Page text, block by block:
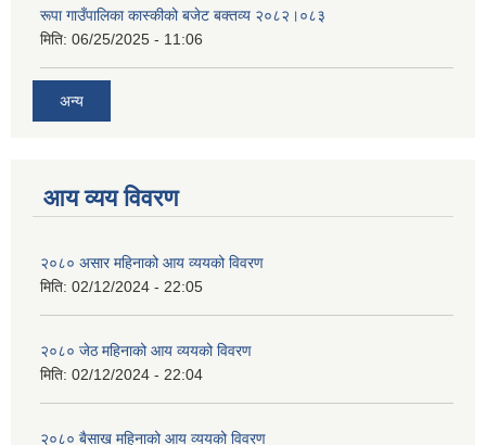
रूपा गाउँपालिका कास्कीको बजेट बक्तव्य २०८२।०८३
मिति: 06/25/2025 - 11:06
अन्य
आय व्यय विवरण
२०८० असार महिनाको आय व्ययको विवरण
मिति: 02/12/2024 - 22:05
२०८० जेठ महिनाको आय व्ययको विवरण
मिति: 02/12/2024 - 22:04
२०८० बैसाख महिनाको आय व्ययको विवरण